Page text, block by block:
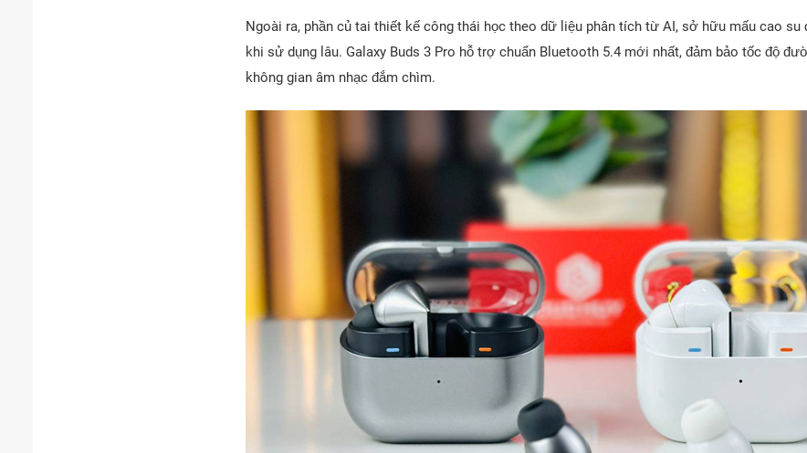
Ngoài ra, phần củ tai thiết kế công thái học theo dữ liệu phân tích từ AI, sở hữu mấu cao
khi sử dụng lâu. Galaxy Buds 3 Pro hỗ trợ chuẩn Bluetooth 5.4 mới nhất, đảm bảo tốc độ
không gian âm nhạc đắm chìm.